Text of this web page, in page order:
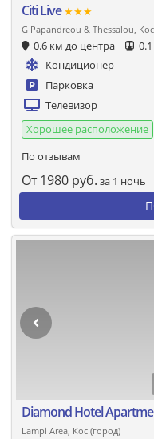
Citi Live★★★
G Papandreou & Thessalou,
0.6 км до центра
Кондиционер
Парковка
Телевизор
Хорошее расположение
По отзывам
От 1980 руб. за 1 ночь
Diamond Hotel
Lampi Area, Кос (город)